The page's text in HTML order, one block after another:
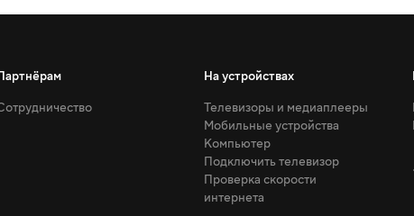
На устройствах
Телевизоры и медиаплееры
Мобильные устройства
Компьютер
Подключить телевизор
Проверка скорости
интернета